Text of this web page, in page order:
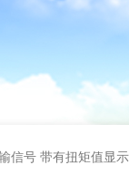
信号 带有扭矩值显